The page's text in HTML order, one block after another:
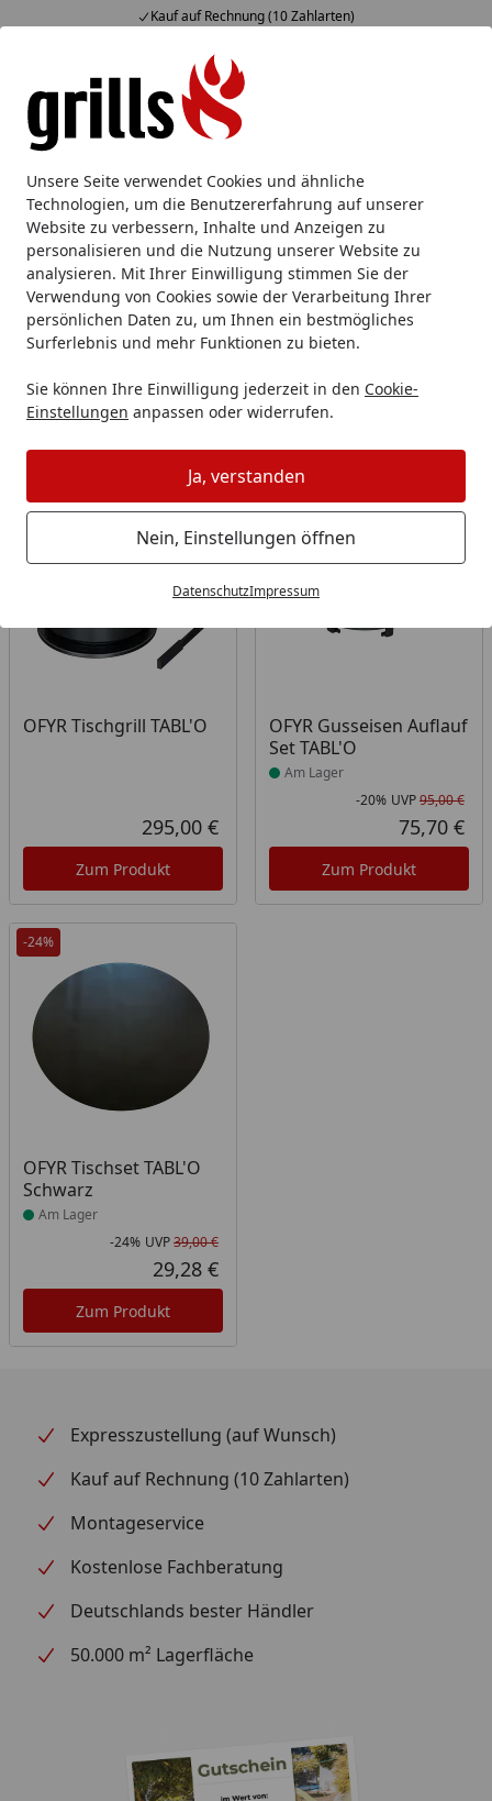
Unsere Seite verwendet Cookies und ähnliche
Technologien, um die Benutzererfahrung auf unserer
Website zu verbessern, Inhalte und Anzeigen zu
personalisieren und die Nutzung unserer Website zu
analysieren. Mit Ihrer Einwilligung stimmen Sie der
Verwendung von Cookies sowie der Verarbeitung Ihrer
persönlichen Daten zu, um Ihnen ein bestmögliches
Surferlebnis und mehr Funktionen zu bieten.
Sie können Ihre Einwilligung jederzeit in den Cookie-
Einstellungen anpassen oder widerrufen.
Ja, verstanden
Nein, Einstellungen öffnen
DatenschutzImpressum
Kauf auf Rechnung (10 Zahlarten)
Alle Produkte
Mein Konto
Suchen
Startseite
OFYR Tischgrill TABL'O
OFYR Tischgrill TABL'O
Ihre Artikelübersicht
Kategorien
Filter / Sortierung
3 Artikel gefunden
Bestseller
OFYR Tischgrill TABL'O
Aktueller Preis
295,00 €
Zum Produkt
-20%
OFYR Gusseisen Auflauf
Set TABL'O
Produkt am Lager
Am Lager
-20% UVP95,00 €
75,70 €
Zum Produkt
-24%
OFYR Tischset TABL'O
Schwarz
Produkt am Lager
Am Lager
Rabatt in Prozent
-24%
Ursprünglicher Preis
UVP39,00 €
Aktueller Preis
29,28 €
Zum Produkt
Expresszustellung (auf Wunsch)
Kauf auf Rechnung (10 Zahlarten)
Montageservice
Kostenlose Fachberatung
Deutschlands bester Händler
50.000 m² Lagerfläche